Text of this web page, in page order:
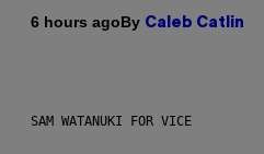
6 hours agoBy Caleb Catlin
SAM WATANUKI FOR VICE